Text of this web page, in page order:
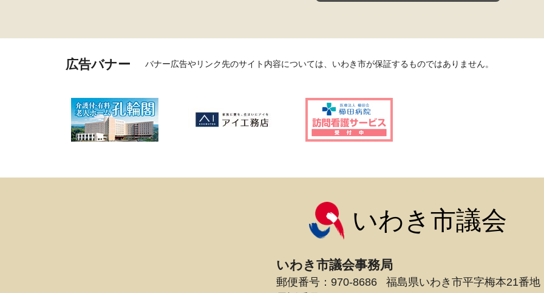
広告バナー バナー広告やリンク先のサイト内容については、いわき市が保証するものではありません。
いわき市議会
いわき市議会事務局
郵便番号：970-8686
福島県いわき市平字梅本21番地